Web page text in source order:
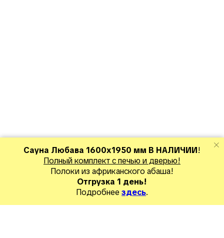
Сауна Любава 1600х1950 мм В НАЛИЧИИ!
Полный комплект с печью и дверью!
Полоки из африканского абаша!
Отгрузка 1 день!
Подробнеездесь.
Сборные сауны Разные бани для СПА